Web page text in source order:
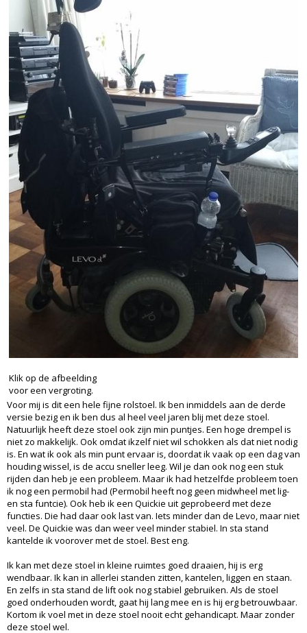
Klik op de afbeelding
voor een vergroting.
Voor mij is dit een hele fijne rolstoel. Ik ben inmiddels aan de derde
versie bezig en ik ben dus al heel veel jaren blij met deze stoel.
Natuurlijk heeft deze stoel ook zijn min puntjes. Een hoge drempel is
niet zo makkelijk. Ook omdat ikzelf niet wil schokken als dat niet nodig
is. En wat ik ook als min punt ervaar is, doordat ik vaak op een dag van
houding wissel, is de accu sneller leeg. Wil je dan ook nog een stuk
rijden dan heb je een probleem. Maar ik had hetzelfde probleem toen
ik nog een permobil had (Permobil heeft nog geen midwheel met lig-
en sta funtcie). Ook heb ik een Quickie uit geprobeerd met deze
functies. Die had daar ook last van. Iets minder dan de Levo, maar niet
veel. De Quickie was dan weer veel minder stabiel. In sta stand
kantelde ik voorover met de stoel. Best eng.
Ik kan met deze stoel in kleine ruimtes goed draaien, hij is erg
wendbaar. Ik kan in allerlei standen zitten, kantelen, liggen en staan.
En zelfs in sta stand de lift ook nog stabiel gebruiken. Als de stoel
goed onderhouden wordt, gaat hij lang mee en is hij erg betrouwbaar.
Kortom ik voel met in deze stoel nooit echt gehandicapt. Maar zonder
deze stoel wel.